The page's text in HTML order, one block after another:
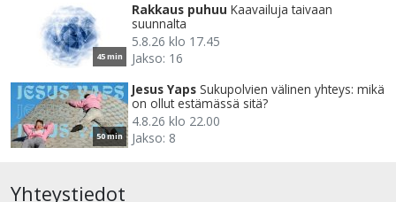
45 min
Rakkaus puhuu Kaavailuja taivaan
suunnalta
5.8.26 klo 17.45
Jakso: 16
50 min
Jesus Yaps Sukupolvien välinen yhteys: mikä
on ollut estämässä sitä?
4.8.26 klo 22.00
Jakso: 8
Yhteystiedot